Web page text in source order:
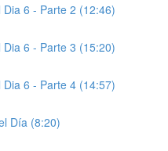
6 - Parte 2 (12:46)
6 - Parte 3 (15:20)
6 - Parte 4 (14:57)
Día (8:20)